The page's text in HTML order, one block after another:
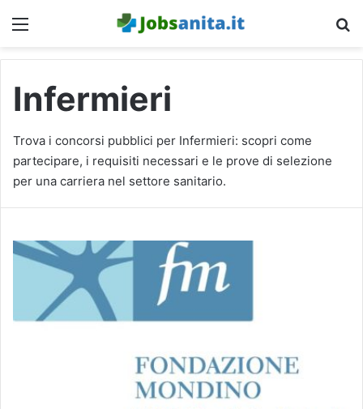
Menu
Infermieri
Trova i concorsi pubblici per Infermieri: scopri come
partecipare, i requisiti necessari e le prove di selezione
per una carriera nel settore sanitario.